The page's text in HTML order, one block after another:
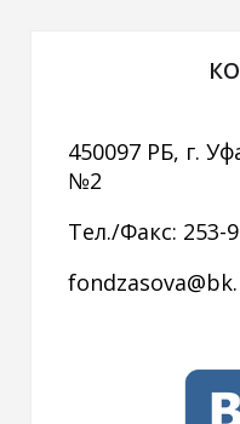
450097 РБ, г.
№2
Тел./Факс: 253-